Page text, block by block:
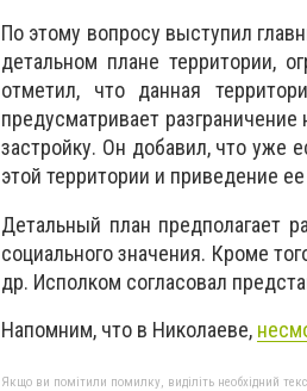
По этому вопросу выступил
детальном плане территории,
отметил, что данная
предусматривает
застройку. Он добавил, что уже
этой территории и приведение
Детальный план предполагает
социального значения. Кроме
др. Исполком согласовал
Напомним, что в Николаеве,
Якщо ви помітили помилку, виділіть необхідний